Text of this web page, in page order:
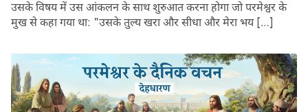
उसके विषय में उस आंकलन के साथ शुरुआत करना होगा जो परमेश्वर के
मुख से कहा गया था: "उसके तुल्य खरा और सीधा और मेरा भय […]